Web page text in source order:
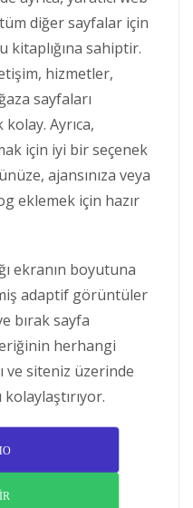
diğer sayfalar için
kitaplığına sahiptir.
hizmetler,
sayfaları
Ayrıca,
için iyi bir seçenek
ajansınıza veya
eklemek için hazır
ekranın boyutuna
adaptif görüntüler
bırak sayfa
herhangi
ve siteniz üzerinde